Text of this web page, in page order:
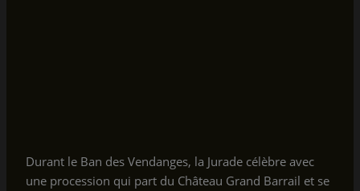
Durant le Ban des Vendanges, la Jurade célèbre avec
une procession qui part du Château Grand Barrail et se